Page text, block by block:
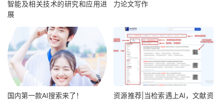
智能及相关技术的研究和应用进
展
力论文写作
国内第一款AI搜索来了！
资源推荐|当检索遇上AI，文献资